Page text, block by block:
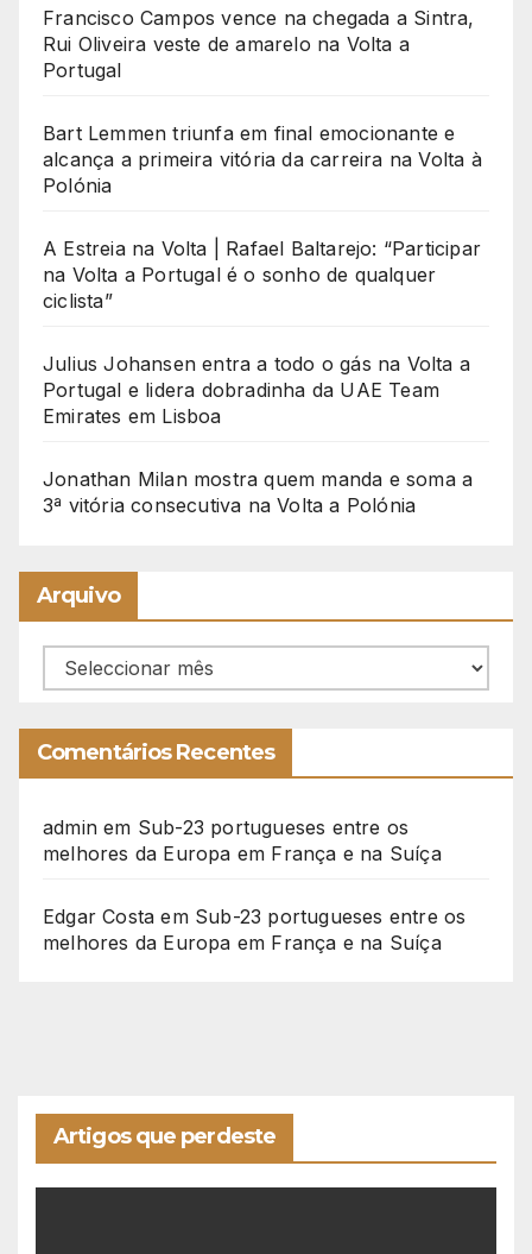
Francisco Campos vence na chegada a Sintra,
Rui Oliveira veste de amarelo na Volta a
Portugal
Bart Lemmen triunfa em final emocionante e
alcança a primeira vitória da carreira na Volta à
Polónia
A Estreia na Volta | Rafael Baltarejo: “Participar
na Volta a Portugal é o sonho de qualquer
ciclista”
Julius Johansen entra a todo o gás na Volta a
Portugal e lidera dobradinha da UAE Team
Emirates em Lisboa
Jonathan Milan mostra quem manda e soma a
3ª vitória consecutiva na Volta a Polónia
Arquivo
Arquivo
Comentários Recentes
admin em Sub-23 portugueses entre os
melhores da Europa em França e na Suíça
Edgar Costa em Sub-23 portugueses entre os
melhores da Europa em França e na Suíça
Artigos que perdeste